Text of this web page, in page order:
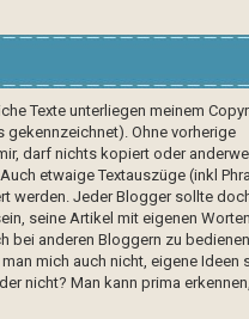
Texte unterliegen meinem
gekennzeichnet). Ohne vorherige
darf nichts kopiert oder
etwaige Textauszüge (inkl
werden. Jeder Blogger sollte
seine Artikel mit eigenen
bei anderen Bloggern zu
mich auch nicht, eigene Ideen
nicht? Man kann prima